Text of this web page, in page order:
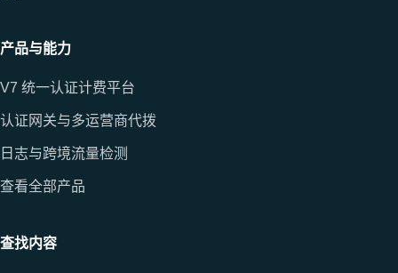
产品与能力
V7 统一认证计费平台
认证网关与多运营商代拨
日志与跨境流量检测
查看全部产品
查找内容